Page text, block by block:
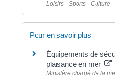
Loisirs - Sports - Culture
Pour en savoir plus
Équipements de
plaisance en mer
Ministère chargé de la